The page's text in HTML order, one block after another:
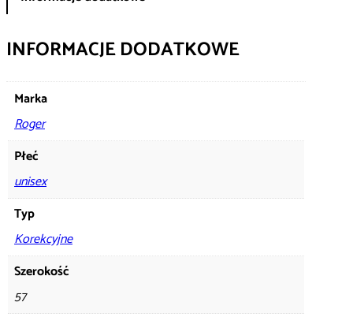
INFORMACJE DODATKOWE
Marka
Roger
Płeć
unisex
Typ
Korekcyjne
Szerokość
57